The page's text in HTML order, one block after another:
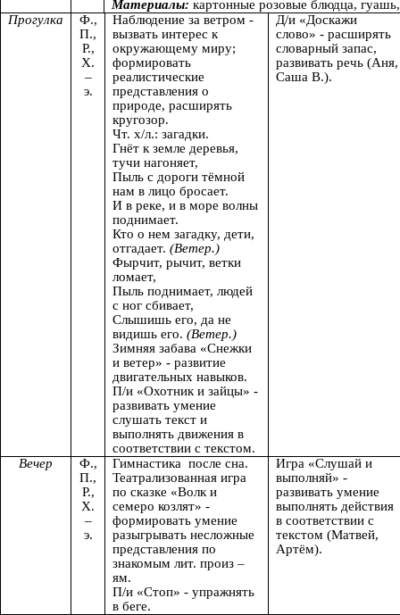
Материалы: картонные розовые блюдца,
Прогулка
Ф.,
П.,
Р.,
Х.
–
э.
Наблюдение за ветром -
вызвать интерес к
окружающему миру;
формировать
реалистические
представления о
природе, расширять
кругозор.
Чт. х/л.: загадки.
Гнёт к земле деревья,
тучи нагоняет,
Пыль с дороги тёмной
нам в лицо бросает.
И в реке, и в море волны
поднимает.
Кто о нем загадку, дети,
отгадает. (Ветер.)
Фырчит, рычит, ветки
ломает,
Пыль поднимает, людей
с ног сбивает,
Слышишь его, да не
видишь его. (Ветер.)
Зимняя забава «Снежки
и ветер» - развитие
двигательных навыков.
П/и «Охотник и зайцы» -
развивать умение
слушать текст и
выполнять движения в
соответствии с текстом.
Д/и «Доскажи
слово» - расширять
словарный запас,
развивать речь (Аня,
Саша В.).
Вечер
Ф.,
П.,
Р.,
Х.
–
э.
Гимнастика после сна.
Театрализованная игра
по сказке «Волк и
семеро козлят» -
формировать умение
разыгрывать несложные
представления по
знакомым лит. произ –
ям.
П/и «Стоп» - упражнять
в беге.
Игра «Слушай и
выполняй» -
развивать умение
выполнять действия
в соответствии с
текстом (Матвей,
Артём).